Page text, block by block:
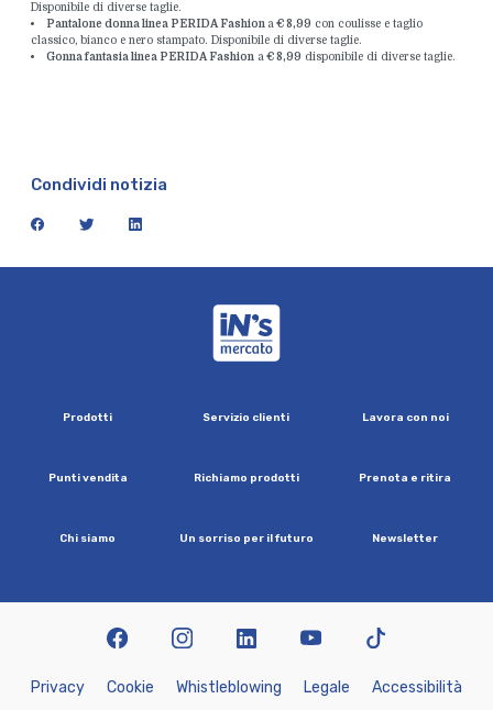
Disponibile di diverse taglie.
Pantalone donna linea PERIDA Fashion a€ 8,99 con coulisse e taglio
classico, bianco e nero stampato. Disponibile di diverse taglie.
Gonna fantasia linea PERIDA Fashiona€ 8,99 disponibile di diverse taglie.
Condividi notizia
facebook twitter linkedin
Prodotti Servizio clienti Lavora con noi
Puntivendita Richiamo prodotti Prenota e ritira
Chi siamo Un sorriso per ilfuturo Newsletter
Privacy Cookie Whist eb owing Lega e Accessibi ità
facebookinstagramlinkedin youtubetiktok